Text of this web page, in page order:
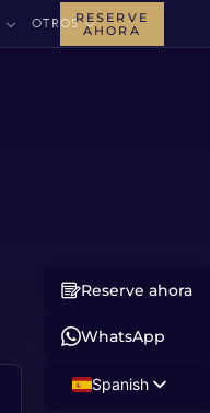
OTROSRESERVE
AHORA
Reserve ahora
WhatsApp
Spanish